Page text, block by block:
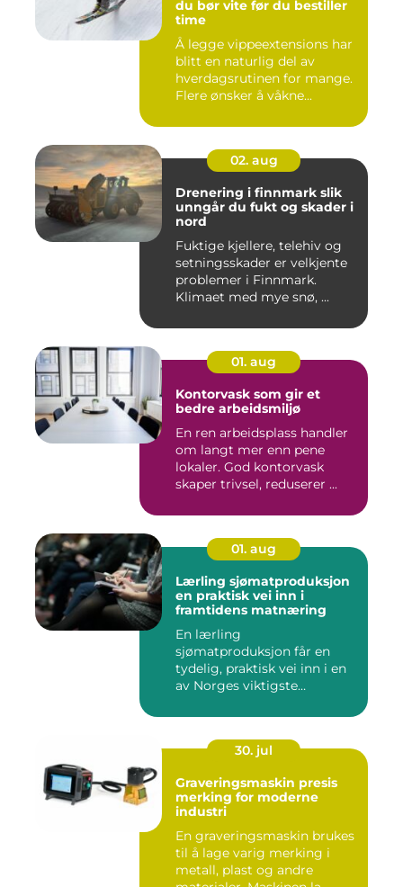
du bør vite før du bestiller
time
Å legge vippeextensions har
blitt en naturlig del av
hverdagsrutinen for mange.
Flere ønsker å våkne...
02. aug
Drenering i finnmark slik
unngår du fukt og skader i
nord
Fuktige kjellere, telehiv og
setningsskader er velkjente
problemer i Finnmark.
Klimaet med mye snø, ...
01. aug
Kontorvask som gir et
bedre arbeidsmiljø
En ren arbeidsplass handler
om langt mer enn pene
lokaler. God kontorvask
skaper trivsel, reduserer ...
01. aug
Lærling sjømatproduksjon
en praktisk vei inn i
framtidens matnæring
En lærling
sjømatproduksjon får en
tydelig, praktisk vei inn i en
av Norges viktigste
30. jul
Graveringsmaskin presis
merking for moderne
industri
En graveringsmaskin brukes
til å lage varig merking i
metall, plast og andre